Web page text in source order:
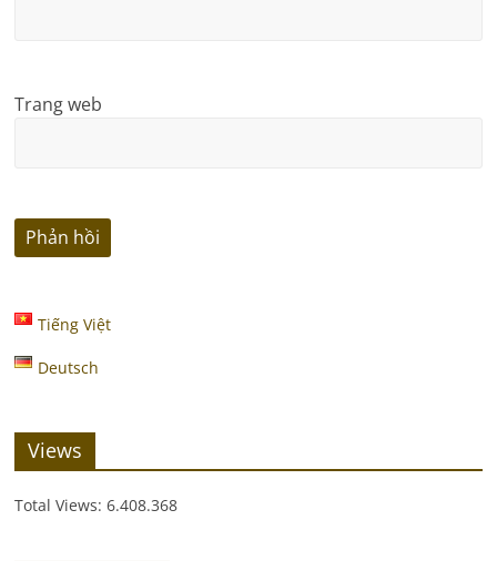
Trang web
Tiếng Việt
Deutsch
Views
Total Views:6.408.368